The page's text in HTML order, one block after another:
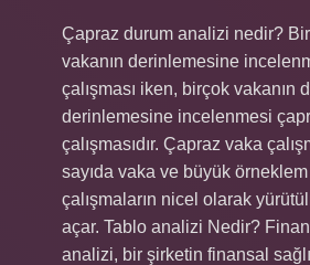
Çapraz durum analizi nedir?
vakanın derinlemesine
çalışması iken, birçok vakanın
derinlemesine incelenmesi
çalışmasıdır. Çapraz vaka
sayıda vaka ve büyük
çalışmaların nicel olarak
açar. Tablo analizi Nedir?
analizi, bir şirketin finansal